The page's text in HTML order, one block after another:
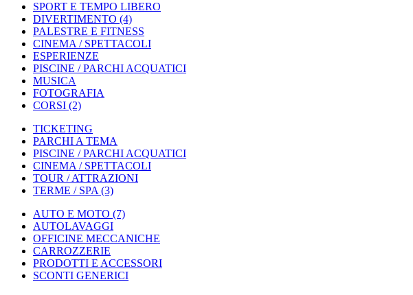
SPORT E TEMPO LIBERO
DIVERTIMENTO (4)
PALESTRE E FITNESS
CINEMA / SPETTACOLI
ESPERIENZE
PISCINE / PARCHI ACQUATICI
MUSICA
FOTOGRAFIA
CORSI (2)
TICKETING
PARCHI A TEMA
PISCINE / PARCHI ACQUATICI
CINEMA / SPETTACOLI
TOUR / ATTRAZIONI
TERME / SPA (3)
AUTO E MOTO (7)
AUTOLAVAGGI
OFFICINE MECCANICHE
CARROZZERIE
PRODOTTI E ACCESSORI
SCONTI GENERICI